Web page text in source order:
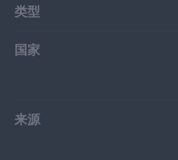
类型
国家
来源